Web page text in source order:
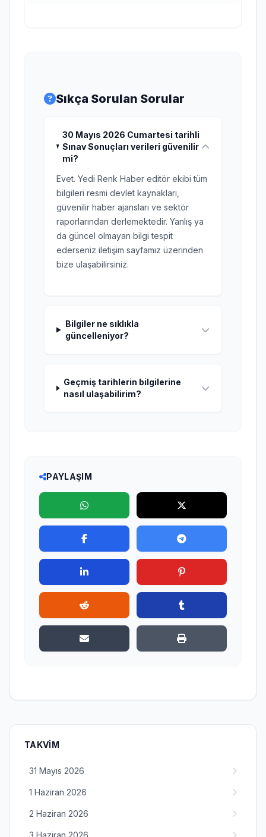
Sıkça Sorulan Sorular
30 Mayıs 2026 Cumartesi tarihli
Sınav Sonuçları verileri güvenilir
mi?
Evet. Yedi Renk Haber editör ekibi tüm
bilgileri resmi devlet kaynakları,
güvenilir haber ajansları ve sektör
raporlarından derlemektedir. Yanlış ya
da güncel olmayan bilgi tespit
ederseniz iletişim sayfamız üzerinden
bize ulaşabilirsiniz.
Bilgiler ne sıklıkla
güncelleniyor?
Geçmiş tarihlerin bilgilerine
nasıl ulaşabilirim?
PAYLAŞIM
TAKVIM
31 Mayıs 2026
1 Haziran 2026
2 Haziran 2026
3 Haziran 2026